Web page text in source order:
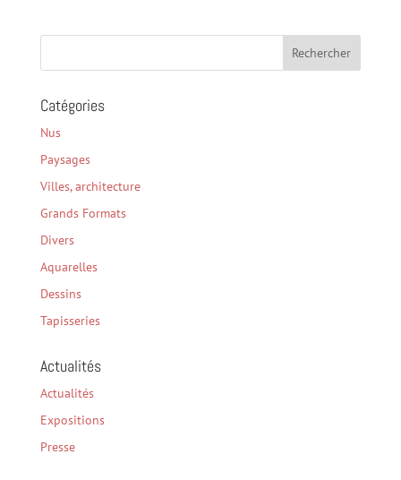
Catégories
Nus
Paysages
Villes, architecture
Grands Formats
Divers
Aquarelles
Dessins
Tapisseries
Actualités
Actualités
Expositions
Presse